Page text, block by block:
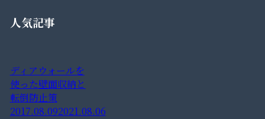
人気記事
ディアウォールを
使った壁面収納と
転倒防止策
2017.08.092021.08.06